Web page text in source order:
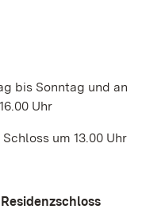
bis Sonntag und an
Uhr
um 13.00 Uhr